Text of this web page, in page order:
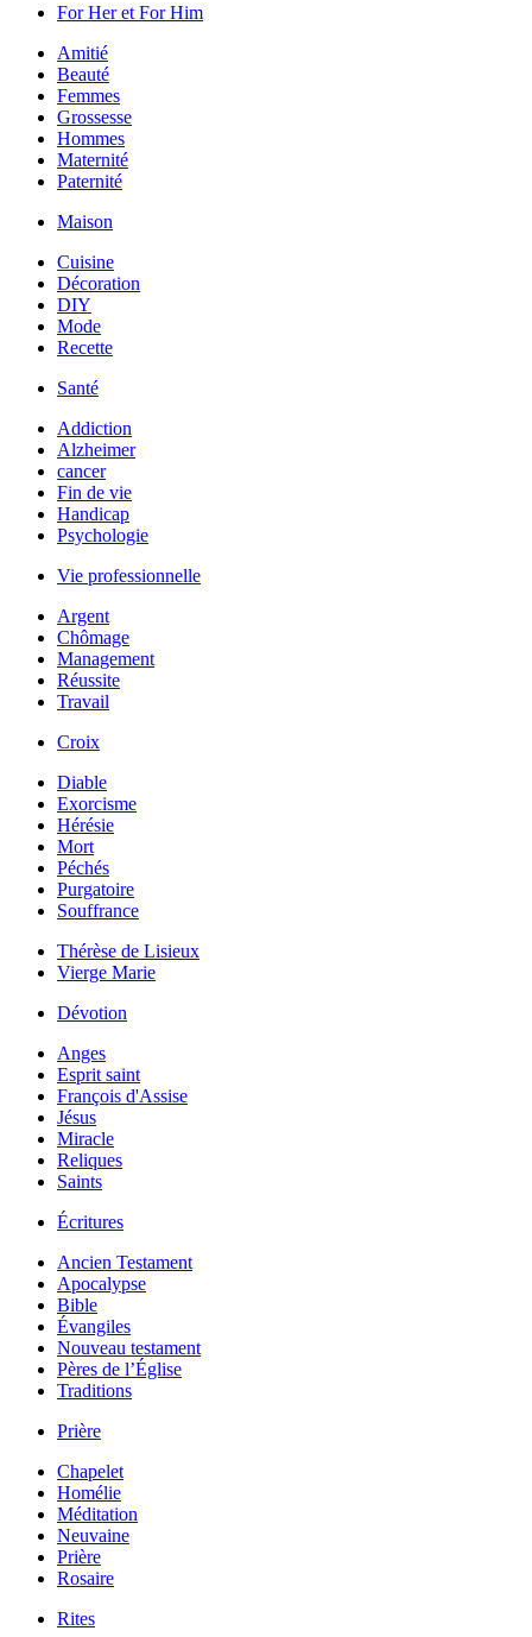
For Her et For Him
Amitié
Beauté
Femmes
Grossesse
Hommes
Maternité
Paternité
Maison
Cuisine
Décoration
DIY
Mode
Recette
Santé
Addiction
Alzheimer
cancer
Fin de vie
Handicap
Psychologie
Vie professionnelle
Argent
Chômage
Management
Réussite
Travail
Croix
Diable
Exorcisme
Hérésie
Mort
Péchés
Purgatoire
Souffrance
Thérèse de Lisieux
Vierge Marie
Dévotion
Anges
Esprit saint
François d'Assise
Jésus
Miracle
Reliques
Saints
Écritures
Ancien Testament
Apocalypse
Bible
Évangiles
Nouveau testament
Pères de l’Église
Traditions
Prière
Chapelet
Homélie
Méditation
Neuvaine
Prière
Rosaire
Rites